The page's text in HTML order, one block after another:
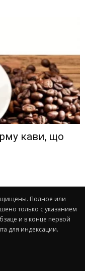
кави, що
Полное или
только с указанием
и в конце первой
для индексации.